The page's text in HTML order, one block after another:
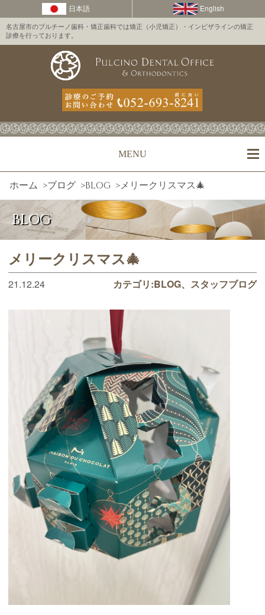
名古屋市のプルチーノ歯科・矯正歯科では矯正（小児矯正）・インビザラインの矯正
診療を行っております。
MENU
ホーム >ブログ >BLOG >メリークリスマス🎄
BLOG
メリークリスマス🎄
21.12.24 カテゴリ:BLOG スタッフブログ